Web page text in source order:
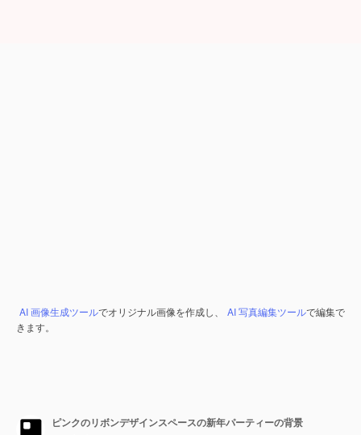
AI 画像生成ツールでオリジナル画像を作成し、 AI 写真編集ツールで編集で
きます。
ピンクのリボンデザインスペースの新年パーティーの背景